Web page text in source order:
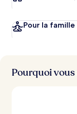
Pour la famille
Pourquoi